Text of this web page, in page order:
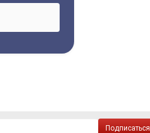
Подписаться